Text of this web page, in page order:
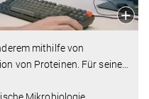
mithilfe von
von Proteinen. Für seine…
Mikrobiologie